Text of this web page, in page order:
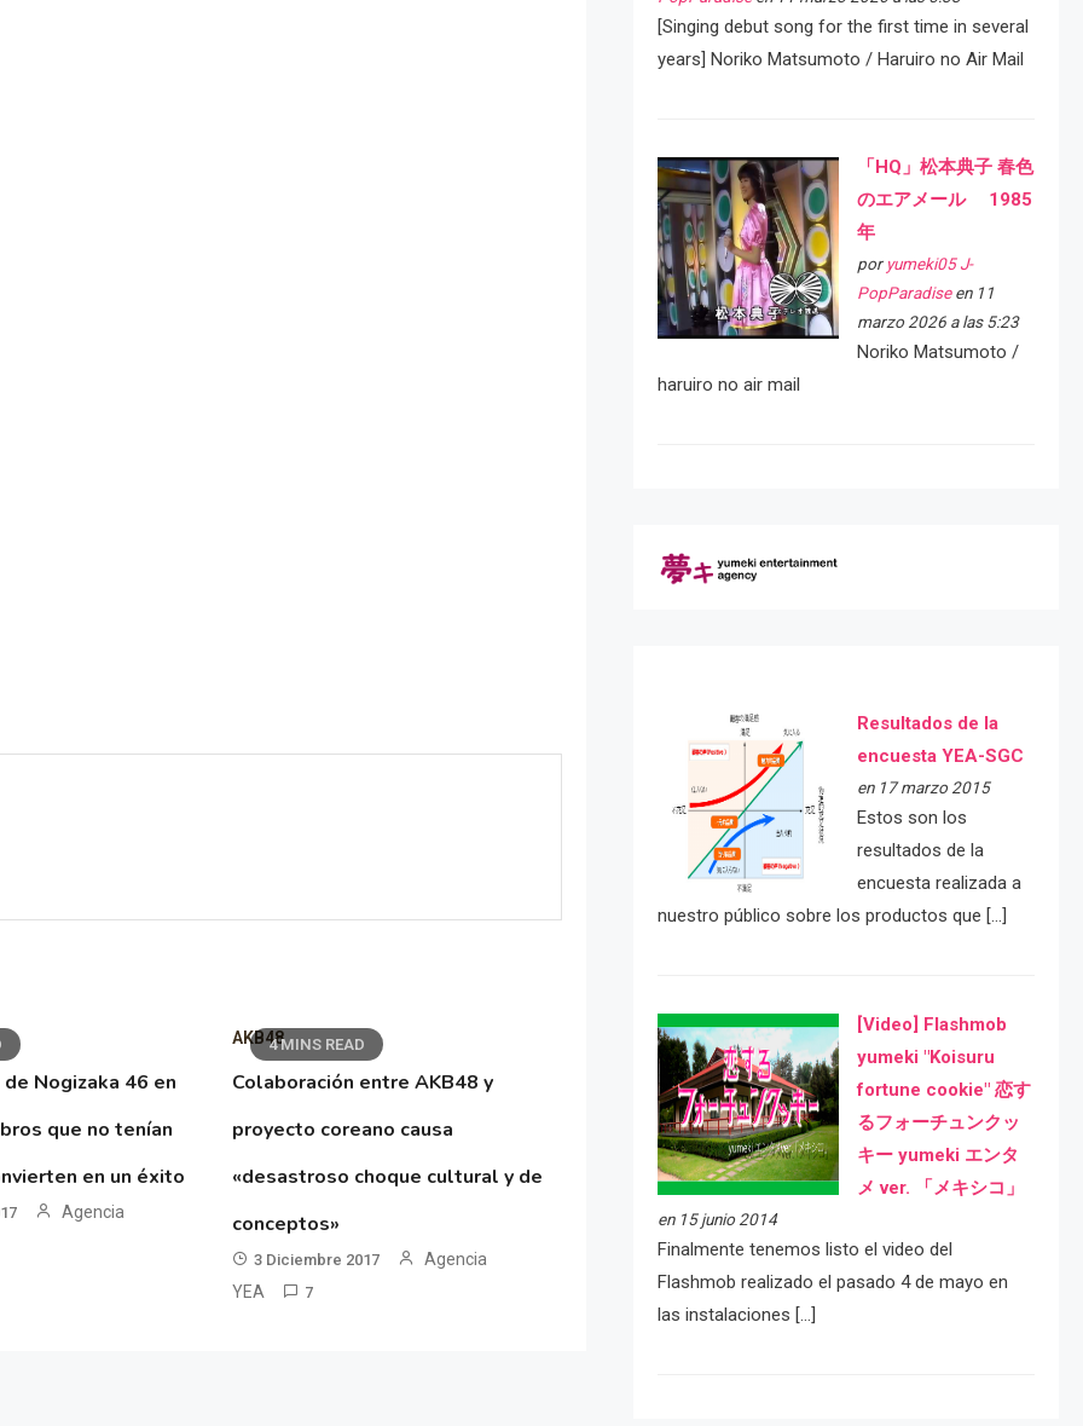
Nogizaka 46 en
que no tenían
en un éxito
Agencia
4 MINS READ
AKB48
Colaboración entre AKB48 y
proyecto coreano causa
«desastroso choque cultural y de
conceptos»
3 Diciembre 2017
Agencia
YEA
7
[Singing debut song for the first time in several
years] Noriko Matsumoto / Haruiro no Air Mail
「HQ」松本典子 春色
のエアメール 1985
年
por yumeki05 J-
PopParadiseen 11
marzo 2026 a las 5:23
Noriko Matsumoto /
haruiro no air mail
Resultados de la
encuesta YEA-SGC
en 17 marzo 2015
Estos son los
resultados de la
encuesta realizada a
nuestro público sobre los productos que […]
[Video] Flashmob
yumeki "Koisuru
fortune cookie" 恋す
るフォーチュンクッ
キー yumeki エンタ
メ ver. 「メキシコ」
en 15 junio 2014
Finalmente tenemos listo el video del
Flashmob realizado el pasado 4 de mayo en
las instalaciones […]